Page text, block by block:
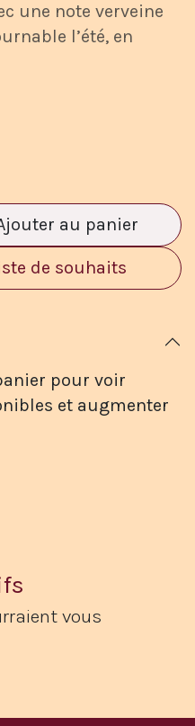
une note verveine
l’été, en
au panier
de souhaits
pour voir
et augmenter
vous